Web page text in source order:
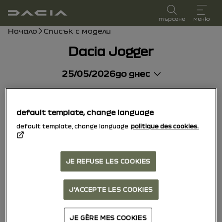
Ръководство за потребителя
търсене меню
Навигационен път
Начало Списък с модели
Dacia Jogger
25/05/2026до днес
default template, change language
default template, change language politique des cookies.
JE REFUSE LES COOKIES
J'ACCEPTE LES COOKIES
JE GÈRE MES COOKIES